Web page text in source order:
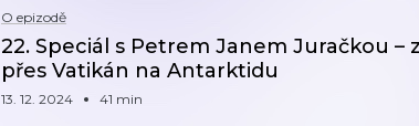
O epizodě
22. Speciál s Petrem Janem Juračkou –
přes Vatikán na Antarktidu
13. 12. 2024 41 min